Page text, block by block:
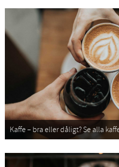
Kaffe – bra eller dåligt? Se alla